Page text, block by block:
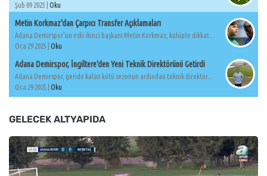
Şub 09 2025 | Oku
Metin Korkmaz'dan Çarpıcı Transfer Açıklamaları
Adana Demirspor'un eski ikinci başkanı Metin Korkmaz, kulüpte dikkat...
Oca 29 2025 | Oku
Adana Demirspor, İngiltere'den Yeni Teknik Direktörünü Getirdi
Adana Demirspor, geride kalan kötü sezonun ardından teknik direktör...
Oca 29 2025 | Oku
GELECEK ALTYAPIDA